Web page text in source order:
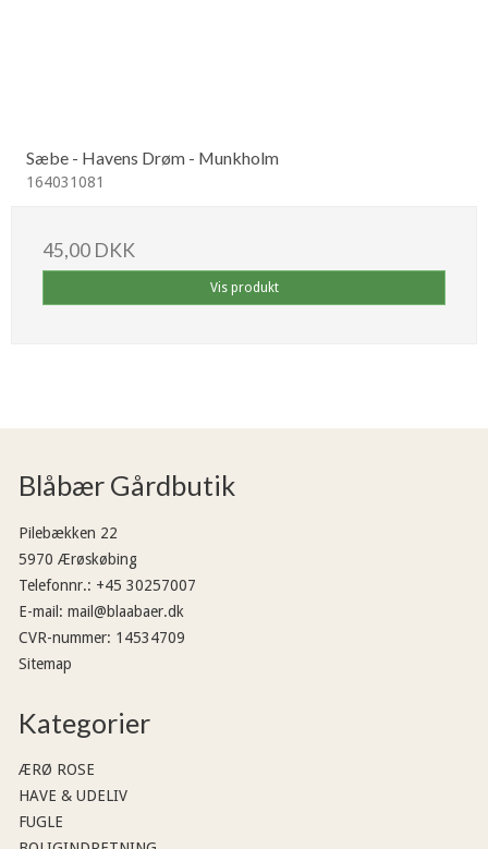
Sæbe - Havens Drøm - Munkholm
164031081
45,00 DKK
Vis produkt
Blåbær Gårdbutik
Pilebækken 22
5970 Ærøskøbing
Telefonnr.: +45 30257007
E-mail : mail@blaabaer.dk
CVR-nummer: 14534709
Sitemap
Kategorier
ÆRØ ROSE
HAVE & UDELIV
FUGLE